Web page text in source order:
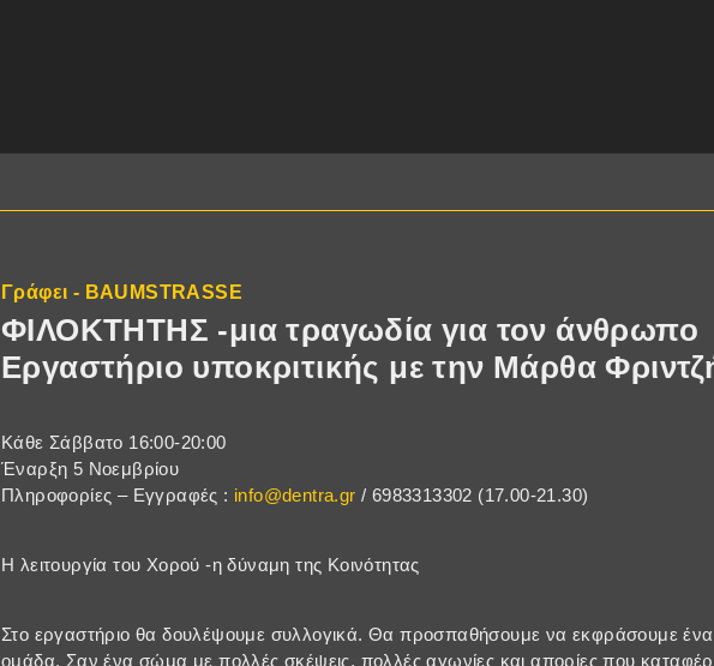
Γράφει - BAUMSTRASSE
ΦΙΛΟΚΤΗΤΗΣ -μια τραγωδία για τον άνθρωπο
Εργαστήριο υποκριτικής με την Μάρθα
Κάθε Σάββατο 16:00-20:00
Έναρξη 5 Νοεμβρίου
Πληροφορίες – Εγγραφές : info@dentra.gr / 6983313302 (17.00-21.30)
Η λειτουργία του Χορού -η δύναμη της Κοινότητας
Στο εργαστήριο θα δουλέψουμε συλλογικά. Θα προσπαθήσουμε να εκφράσουμε ένα
ομάδα. Σαν ένα σώμα με πολλές σκέψεις, πολλές αγωνίες και απορίες που